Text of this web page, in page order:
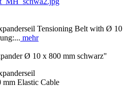
Tensioning Belt with Ø 10
mehr
Ø 10 x 800 mm schwarz"
Elastic Cable